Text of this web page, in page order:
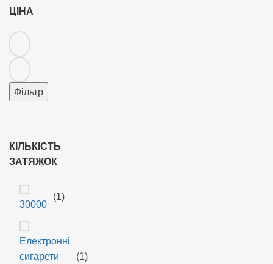
ЦІНА
Фільтр
КІЛЬКІСТЬ
ЗАТЯЖОК
30000
(1)
Електронні
сигарети
(1)